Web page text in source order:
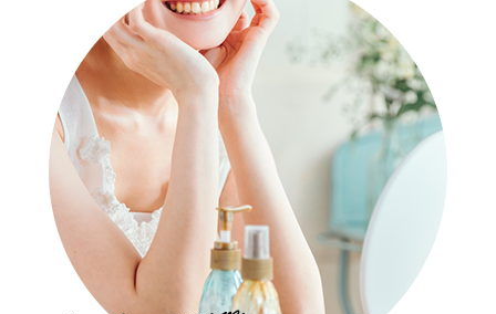
他店との違い
› 他店とのお給料比較
› 他店との考え方比較
› 他店との待遇の比較
› 他店との送りの比較
› VIVIDCREW十三本店